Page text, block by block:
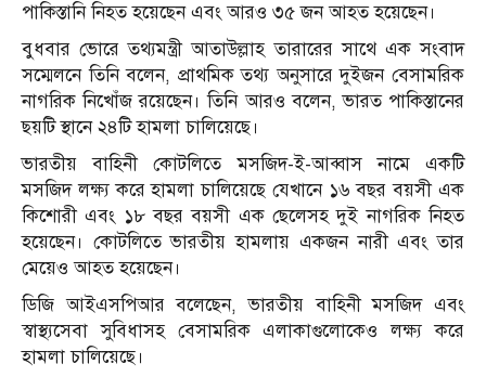
পাকিস্তানি নিহত হয়েছেন এবং আরও ৩৫ জন আহত হয়েছেন।
বুধবার ভোরে তথ্যমন্ত্রী আতাউল্লাহ তারারের সাথে এক সংবাদ
সম্মেলনে তিনি বলেন, প্রাথমিক তথ্য অনুসারে দুইজন বেসামরিক
নাগরিক নিখোঁজ রয়েছেন। তিনি আরও বলেন, ভারত পাকিস্তানের
ছয়টি স্থানে ২৪টি হামলা চালিয়েছে।
ভারতীয় বাহিনী কোটলিতে মসজিদ-ই-আব্বাস নামে একটি
মসজিদ লক্ষ্য করে হামলা চালিয়েছে যেখানে ১৬ বছর বয়সী এক
কিশোরী এবং ১৮ বছর বয়সী এক ছেলেসহ দুই নাগরিক নিহত
হয়েছেন। কোটলিতে ভারতীয় হামলায় একজন নারী এবং তার
মেয়েও আহত হয়েছেন।
ডিজি আইএসপিআর বলেছেন, ভারতীয় বাহিনী মসজিদ এবং
স্বাস্থ্যসেবা সুবিধাসহ বেসামরিক এলাকাগুলোকেও লক্ষ্য করে
হামলা চালিয়েছে।